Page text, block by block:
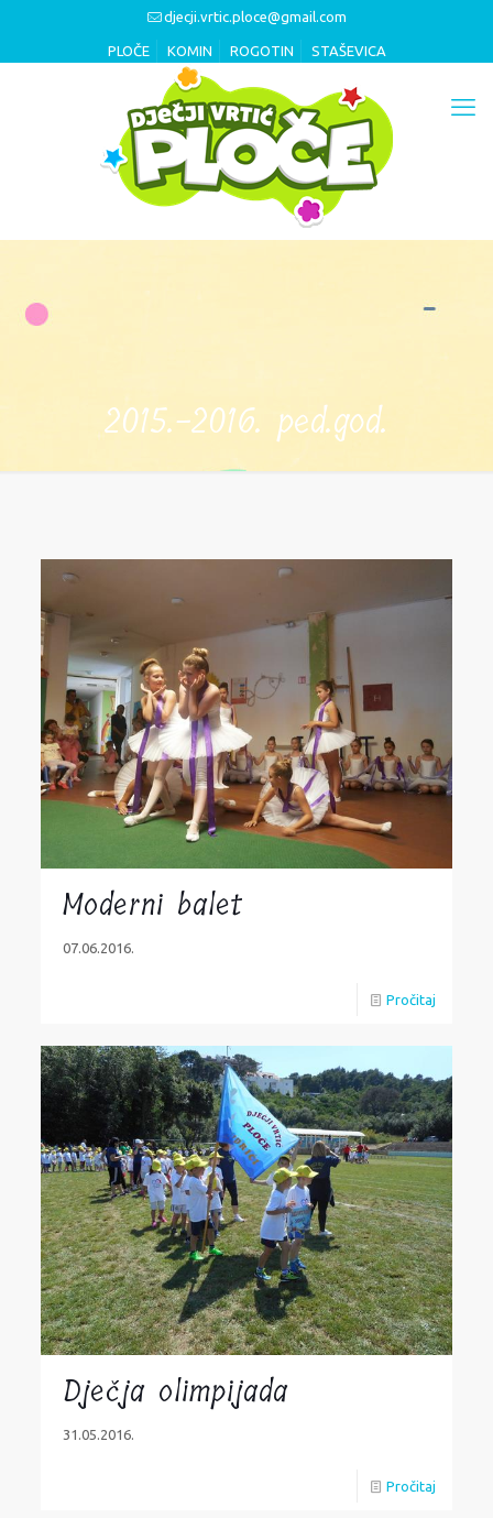
djecji.vrtic.ploce@gmail.com
PLOČE KOMIN ROGOTIN STAŠEVICA
2015.-2016. ped.god.
Moderni balet
07.06.2016.
Pročitaj
Dječja olimpijada
31.05.2016.
Pročitaj